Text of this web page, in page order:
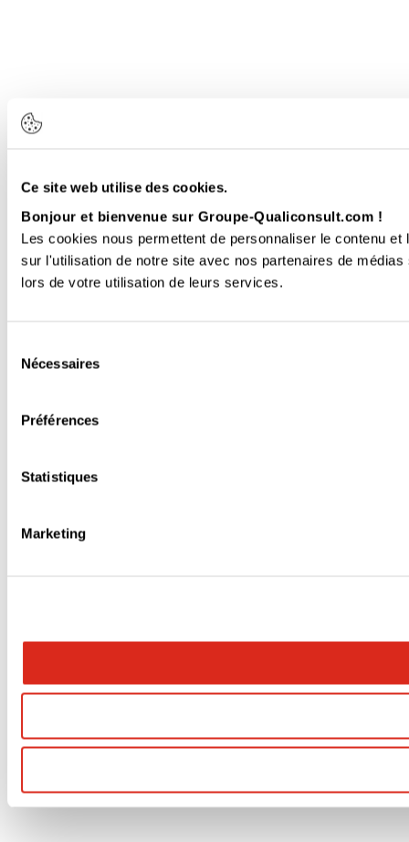
Ce site web utilise des cookies.
Bonjour et bienvenue sur Groupe-Qualiconsult.com !
Les cookies nous permettent de personnaliser le contenu
sur l'utilisation de notre site avec nos partenaires de
lors de votre utilisation de leurs services.
Nécessaires
Préférences
Statistiques
Marketing